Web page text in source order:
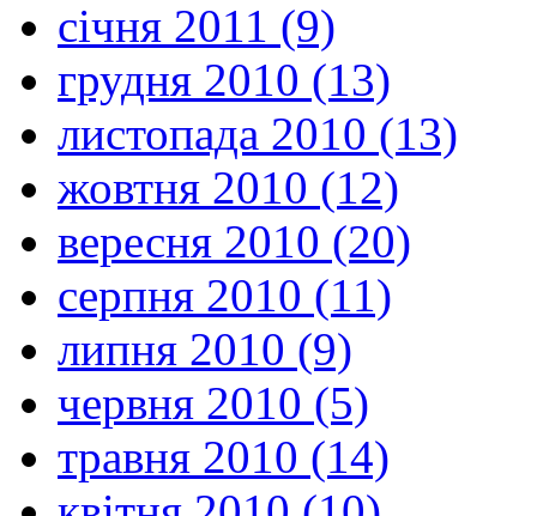
січня 2011 (9)
грудня 2010 (13)
листопада 2010 (13)
жовтня 2010 (12)
вересня 2010 (20)
серпня 2010 (11)
липня 2010 (9)
червня 2010 (5)
травня 2010 (14)